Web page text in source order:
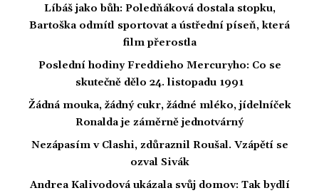
Líbáš jako bůh: Poledňáková dostala stopku,
Bartoška odmítl sportovat a ústřední píseň, která
film přerostla
Poslední hodiny Freddieho Mercuryho: Co se
skutečně dělo 24. listopadu 1991
Žádná mouka, žádný cukr, žádné mléko, jídelníček
Ronalda je záměrně jednotvárný
Nezápasím v Clashi, zdůraznil Roušal. Vzápětí se
ozval Sivák
Andrea Kalivodová ukázala svůj domov: Tak bydlí